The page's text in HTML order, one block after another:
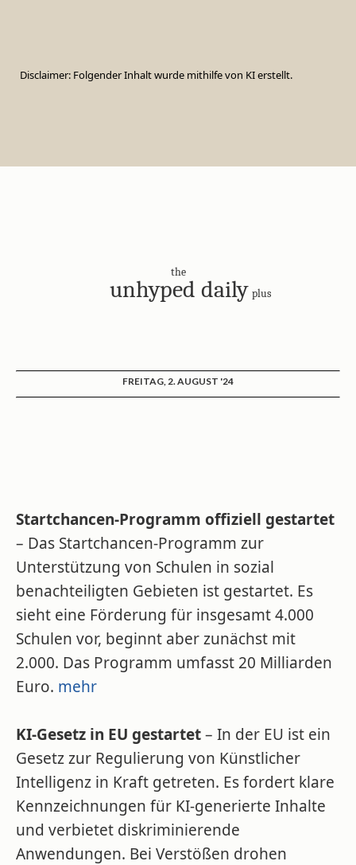
Disclaimer: Folgender Inhalt wurde mithilfe von KI erstellt.
the
unhyped daily plus
FREITAG, 2. AUGUST '24
Startchancen-Programm offiziell gestartet
– Das Startchancen-Programm zur
Unterstützung von Schulen in sozial
benachteiligten Gebieten ist gestartet. Es
sieht eine Förderung für insgesamt 4.000
Schulen vor, beginnt aber zunächst mit
2.000. Das Programm umfasst 20 Milliarden
Euro. mehr
KI-Gesetz in EU gestartet– In der EU ist ein
Gesetz zur Regulierung von Künstlicher
Intelligenz in Kraft getreten. Es fordert klare
Kennzeichnungen für KI-generierte Inhalte
und verbietet diskriminierende
Anwendungen. Bei Verstößen drohen